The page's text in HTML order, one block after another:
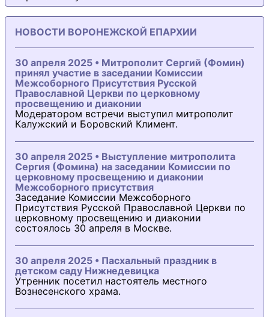
НОВОСТИ ВОРОНЕЖСКОЙ ЕПАРХИИ
30 апреля 2025 • Митрополит Сергий (Фомин)
принял участие в заседании Комиссии
Межсоборного Присутствия Русской
Православной Церкви по церковному
просвещению и диаконии
Модератором встречи выступил митрополит
Калужский и Боровский Климент.
30 апреля 2025 • Выступление митрополита
Сергия (Фомина) на заседании Комиссии по
церковному просвещению и диаконии
Межсоборного присутствия
Заседание Комиссии Межсоборного
Присутствия Русской Православной Церкви по
церковному просвещению и диаконии
состоялось 30 апреля в Москве.
30 апреля 2025 • Пасхальный праздник в
детском саду Нижнедевицка
Утренник посетил настоятель местного
Вознесенского храма.